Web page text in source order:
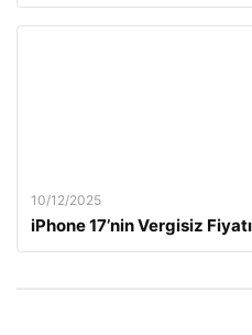
10/12/2025
iPhone 17’nin Vergisiz